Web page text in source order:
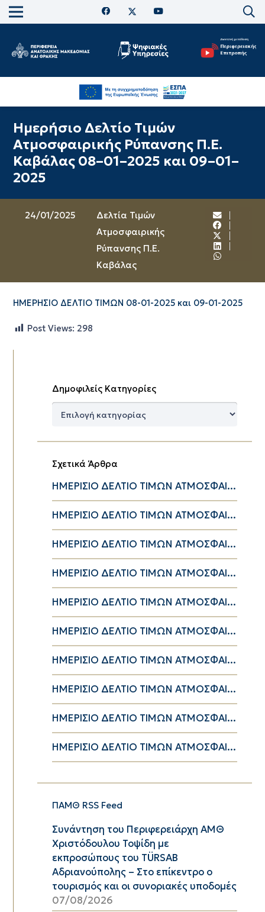
Ημερήσιο Δελτίο Τιμών
Ατμοσφαιρικής Ρύπανσης Π.Ε.
Καβάλας 08–01–2025 και 09–01–
2025
24/01/2025
Δελτία Τιμών
Ατμοσφαιρικής
Ρύπανσης Π.Ε.
Καβάλας
ΗΜΕΡΗΣΙΟ ΔΕΛΤΙΟ ΤΙΜΩΝ 08-01-2025 και 09-01-2025
Post Views: 298
Δημοφιλείς Κατηγορίες
Δημοφιλείς
Σχετικά Άρθρα
ΗΜΕΡΙΣΙΟ ΔΕΛΤΙΟ ΤΙΜΩΝ ΑΤΜΟΣΦΑΙ...
ΗΜΕΡΙΣΙΟ ΔΕΛΤΙΟ ΤΙΜΩΝ ΑΤΜΟΣΦΑΙ...
ΗΜΕΡΙΣΙΟ ΔΕΛΤΙΟ ΤΙΜΩΝ ΑΤΜΟΣΦΑΙ...
ΗΜΕΡΙΣΙΟ ΔΕΛΤΙΟ ΤΙΜΩΝ ΑΤΜΟΣΦΑΙ...
ΗΜΕΡΙΣΙΟ ΔΕΛΤΙΟ ΤΙΜΩΝ ΑΤΜΟΣΦΑΙ...
ΗΜΕΡΙΣΙΟ ΔΕΛΤΙΟ ΤΙΜΩΝ ΑΤΜΟΣΦΑΙ...
ΗΜΕΡΙΣΙΟ ΔΕΛΤΙΟ ΤΙΜΩΝ ΑΤΜΟΣΦΑΙ...
ΗΜΕΡΙΣΙΟ ΔΕΛΤΙΟ ΤΙΜΩΝ ΑΤΜΟΣΦΑΙ...
ΗΜΕΡΙΣΙΟ ΔΕΛΤΙΟ ΤΙΜΩΝ ΑΤΜΟΣΦΑΙ...
ΗΜΕΡΙΣΙΟ ΔΕΛΤΙΟ ΤΙΜΩΝ ΑΤΜΟΣΦΑΙ...
ΠΑΜΘ RSS Feed
Συνάντηση του Περιφερειάρχη ΑΜΘ
Χριστόδουλου Τοψίδη με
εκπροσώπους του TÜRSAB
Αδριανούπολης – Στο επίκεντρο ο
τουρισμός και οι συνοριακές υποδομές
07/08/2026